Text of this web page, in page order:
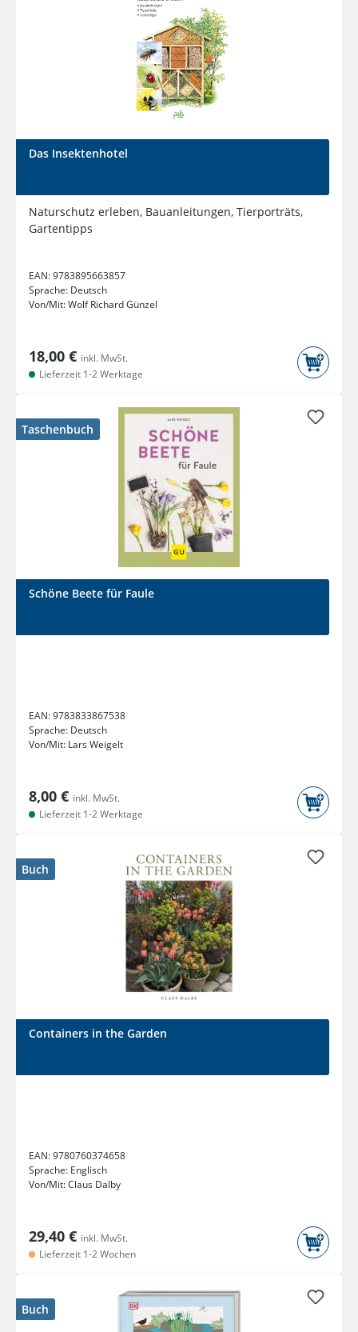
Das Insektenhotel
Naturschutz erleben, Bauanleitungen, Tierporträts,
Gartentipps
EAN:9783895663857
Sprache: Deutsch
Von/Mit:Wolf Richard Günzel
18,00 € inkl. MwSt.
Lieferzeit 1-2 Werktage
Taschenbuch
Schöne Beete für Faule
EAN:9783833867538
Sprache: Deutsch
Von/Mit: Lars Weigelt
8,00 € inkl. MwSt.
Lieferzeit 1-2 Werktage
Buch
Containers in the Garden
EAN:9780760374658
Sprache: Englisch
Von/Mit:Claus Dalby
29,40 € inkl. MwSt.
Lieferzeit 1-2 Wochen
Buch